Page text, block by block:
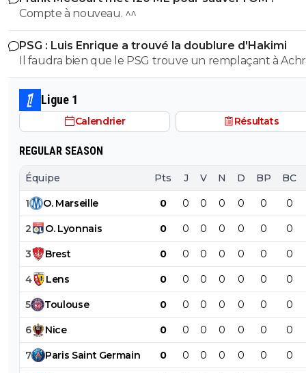
Compte à nouveau. ^^
PSG : Luis Enrique a trouvé la doublure d'Hakimi
Il faudra bien que le PSG trouve un remplaçant à
Hakimi... vu qu'il risque de se retrouver en prison pour
durant cette saison.
Ligue 1
Calendrier Résultats
REGULAR SEASON
Équipe Pts J V N D BP BC
1 O. Marseille 0 0 0 0 0 0 0
2 O. Lyonnais 0 0 0 0 0 0 0
3 Brest 0 0 0 0 0 0 0
4 Lens 0 0 0 0 0 0 0
5 Toulouse 0 0 0 0 0 0 0
6 Nice 0 0 0 0 0 0 0
7 Paris Saint Germain 0 0 0 0 0 0 0